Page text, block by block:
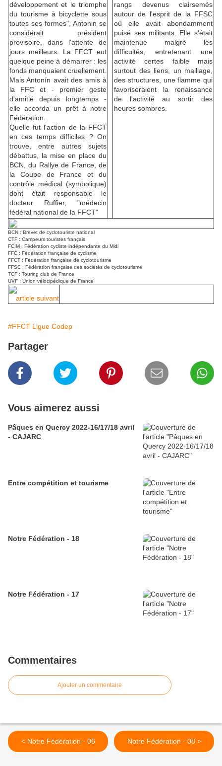
développement et le triomphe
du tourisme à bicyclette sous
toutes ses formes", Antonin se
considérait président
provisoire, dans l'attente de
jours meilleurs. La FFCT eut
quelque peine à démarrer : les
fonds manquaient cruellement.
Mais Antonín avait des amis à
la FFC et - premier geste
d'amitié depuis longtemps -
elle accorda un prêt à notre
Fédération.
Quelle fut l'action de la FFCT
en ces temps difficiles ? On
trouve, entre autres sujets
débattus, la mise en place du
BCN, du Rallye de France, de
la Coupe de France et du
contrôle médical (symbolique)
dont était responsable le
docteur Ruffier, "médecin
fédéral national de la FFCT"
rangs devenus clairsemés
autour de l'esprit de la FFSC
où elle avait abondamment
puisé ses militants. Elle s'était
maintenue malgré les
difficultés, entretenant une
activité certes faible mais
surtout des liens, un maillage,
des structures, une flamme qui
favoriseraient la renaissance
de l'activité au sortir des
heures sombres.
BCN : Brevet de cyclotouriste national
CTF : Campeurs touristes français
FCIM : Fédération cycliste indépendante du Midi
FFC : Fédération française de cyclisme
FFCT : Fédération française de cyclotourisme
FFSC : Fédération française des sociétés de cyclotourisme
TCF : Touring club de France
UVF : Union vélocipédique de France
article suivant
#FFCT Ligue Codep
Partager
Vous aimerez aussi
Pâques en Quercy 2022-16/17/18 avril
- CAJARC
Entre compétition et tourisme
Notre Fédération - 18
Notre Fédération - 17
Commentaires
Ajouter un commentaire
< Notre Fédération - 06 Notre Fédération - 08 >